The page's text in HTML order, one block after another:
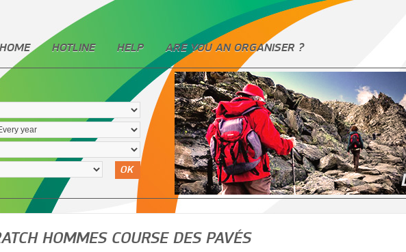
HOME HOTLINE HELP ARE YOU AN ORGANISER ?
OK
HOMMES COURSE DES PAVÉS